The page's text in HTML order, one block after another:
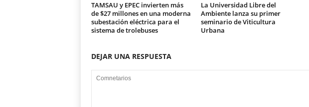
TAMSAU y EPEC invierten más
de $27 millones en una moderna
subestación eléctrica para el
sistema de trolebuses
La Universidad Libre del
Ambiente lanza su primer
seminario de Viticultura
Urbana
DEJAR UNA RESPUESTA